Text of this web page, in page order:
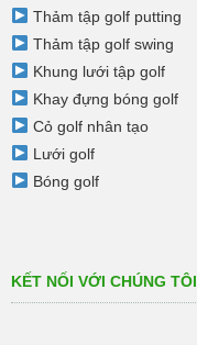
Thảm tập golf putting
Thảm tập golf swing
Khung lưới tập golf
Khay đựng bóng golf
Cỏ golf nhân tạo
Lưới golf
Bóng golf
KẾT NỐI VỚI CHÚNG TÔI